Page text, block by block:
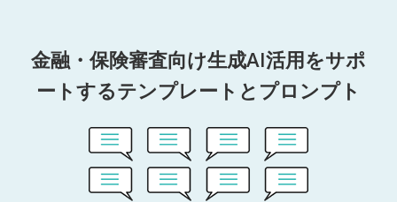
金融・保険審査向け生成AI活用をサポ
ートするテンプレートとプロンプト